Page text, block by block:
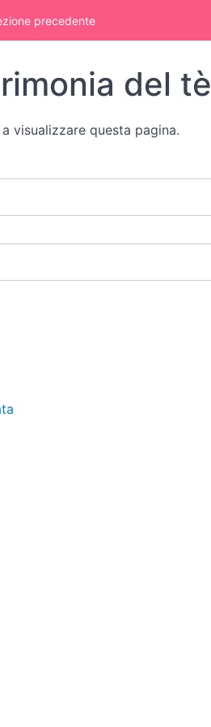
precedente
del tè
visualizzare questa pagina.